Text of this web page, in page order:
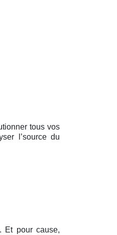
tous vos
l’source du
Et pour cause,